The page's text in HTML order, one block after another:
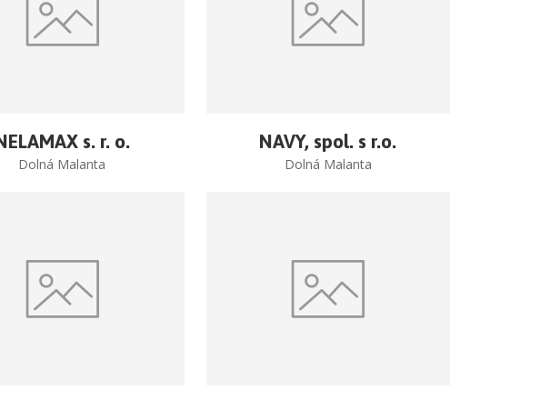
s. r. o.
Dolná Malanta
NAVY, spol. s r.o.
Dolná Malanta